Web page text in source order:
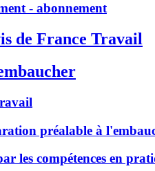
- abonnement
de France Travail
préalable à
les compétences en